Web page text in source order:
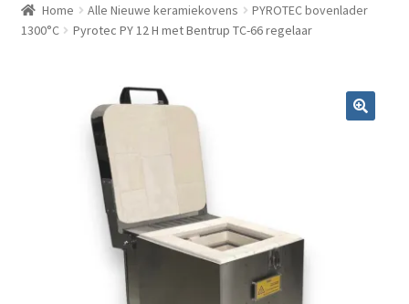
WIERINGERWERF
Home Alle Nieuwe keramiekovens
PYROTEC bovenlader
1300°C
Pyrotec PY 12 H met Bentrup TC-66 regelaar